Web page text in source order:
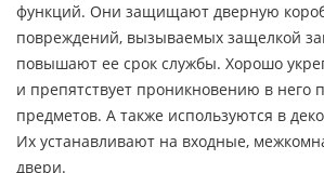
функций. Они защищают дверную
повреждений, вызываемых защелкой
повышают ее срок службы. Хорошо
и препятствует проникновению в него
предметов. А также используются в
Их устанавливают на входные,
двери.